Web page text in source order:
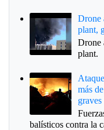
Drone
plant,
Drone
plant.
más
balísticos contra la